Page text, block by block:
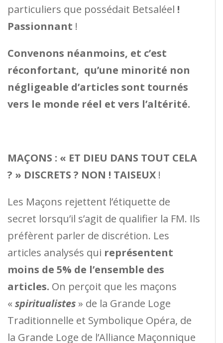
particuliers que possédait Betsaléel !
Passionnant !
Convenons néanmoins, et c’est
réconfortant, qu’une minorité non
négligeable d’articles sont tournés
vers le monde réel et vers l’altérité.
MAÇONS : « ET DIEU DANS TOUT CELA
? » DISCRETS ? NON ! TAISEUX !
Les Maçons rejettent l’étiquette de
secret lorsqu’il s’agit de qualifier la FM. Ils
préfèrent parler de discrétion. Les
articles analysés qui représentent
moins de 5% de l’ensemble des
articles. On perçoit que les maçons
«spiritualistes» de la Grande Loge
Traditionnelle et Symbolique Opéra, de
la Grande Loge de l’Alliance Maçonnique